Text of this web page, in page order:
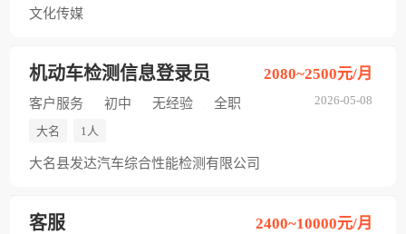
文化传媒
机动车检测信息登录员
2026-05-08
2080~2500元/月
客户服务 初中 无经验 全职
大名 1人
大名县发达汽车综合性能检测有限公司
客服 2400~10000元/月